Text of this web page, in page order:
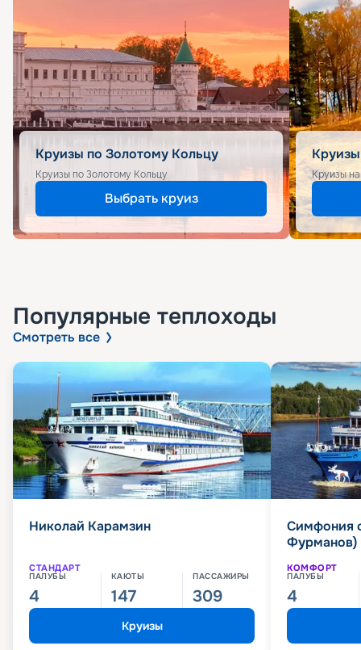
Круизы по Золотому Кольцу
Круизы по Золотому Кольцу
Выбрать круиз
Круизы
Популярные теплоходы
Смотреть все
Николай Карамзин
СТАНДАРТ
ПАЛУБЫ
4
КАЮТЫ
147
ПАССАЖИРЫ
309
Круизы
Симфония
Фурманов)
КОМФОРТ
ПАЛУБЫ
4